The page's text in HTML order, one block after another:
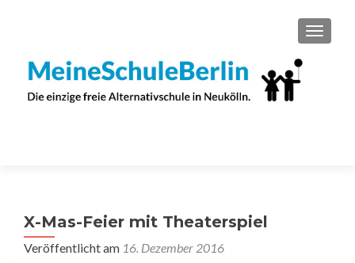
X-Mas-Feier mit Theaterspiel
Veröffentlicht am 16. Dezember 2016